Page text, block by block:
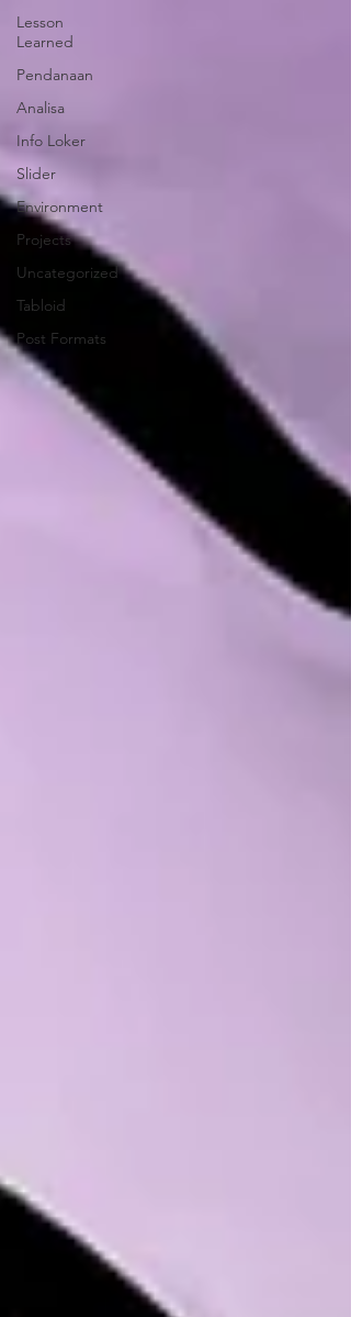
Lesson
Learned
Pendanaan
Analisa
Info Loker
Slider
Environment
Projects
Uncategorized
Tabloid
Post Formats